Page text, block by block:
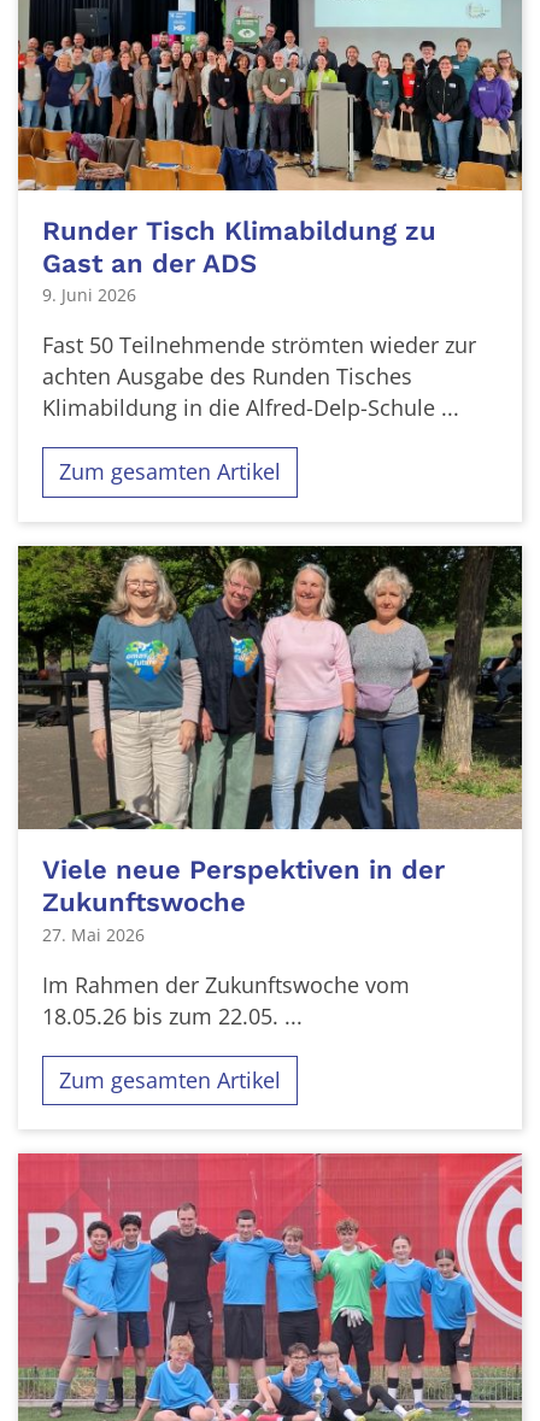
Runder Tisch Klimabildung zu
Gast an der ADS
9. Juni 2026
Fast 50 Teilnehmende strömten wieder zur
achten Ausgabe des Runden Tisches
Klimabildung in die Alfred-Delp-Schule ...
Zum gesamten Artikel
Viele neue Perspektiven in der
Zukunftswoche
27. Mai 2026
Im Rahmen der Zukunftswoche vom
18.05.26 bis zum 22.05. ...
Zum gesamten Artikel